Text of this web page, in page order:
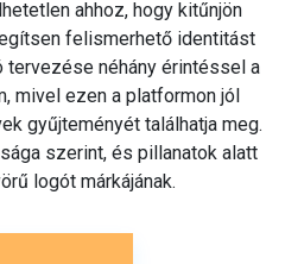
ahhoz, hogy kitűnjön
felismerhető identitást
tervezése néhány érintéssel a
mivel ezen a platformon jól
gyűjteményét találhatja meg.
szerint, és pillanatok alatt
logót márkájának.